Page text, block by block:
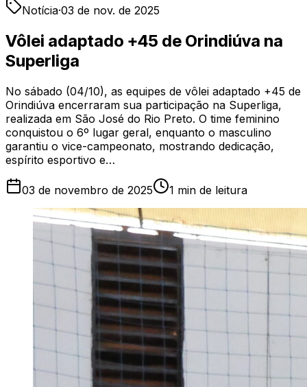
Notícia·03 de nov. de 2025
Vôlei adaptado +45 de Orindiúva na
Superliga
No sábado (04/10), as equipes de vôlei adaptado +45 de
Orindiúva encerraram sua participação na Superliga,
realizada em São José do Rio Preto. O time feminino
conquistou o 6º lugar geral, enquanto o masculino
garantiu o vice-campeonato, mostrando dedicação,
espírito esportivo e…
03 de novembro de 2025 1 min de leitura